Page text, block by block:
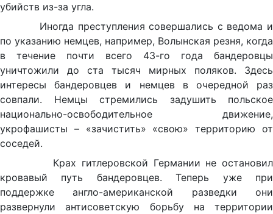
убийств из-за угла.
Иногда преступления совершались с ведома и
по указанию немцев, например, Волынская резня, когда
в течение почти всего 43-го года бандеровцы
уничтожили до ста тысяч мирных поляков. Здесь
интересы бандеровцев и немцев в очередной раз
совпали. Немцы стремились задушить польское
национально-освободительное движение,
укрофашисты – «зачистить» «свою» территорию от
соседей.
Крах гитлеровской Германии не остановил
кровавый путь бандеровцев. Теперь уже при
поддержке англо-американской разведки они
развернули антисоветскую борьбу на территории